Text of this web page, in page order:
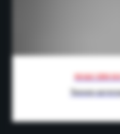
МАКСИМ
Тренер
соглашаетесь с
согласие на
персональных данных